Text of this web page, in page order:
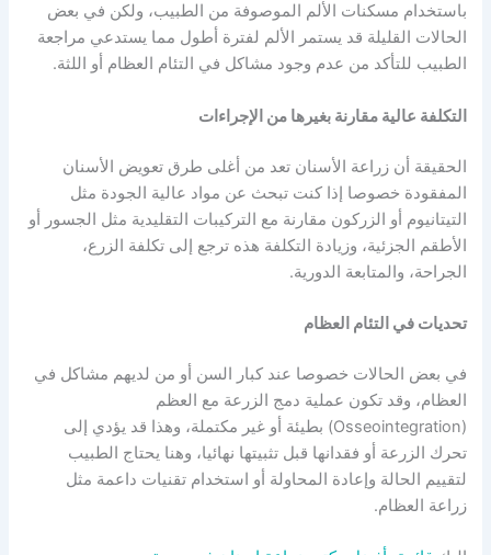
باستخدام مسكنات الألم الموصوفة من الطبيب، ولكن في بعض
الحالات القليلة قد يستمر الألم لفترة أطول مما يستدعي مراجعة
الطبيب للتأكد من عدم وجود مشاكل في التئام العظام أو اللثة.
التكلفة عالية مقارنة بغيرها من الإجراءات
الحقيقة أن زراعة الأسنان تعد من أغلى طرق تعويض الأسنان
المفقودة خصوصا إذا كنت تبحث عن مواد عالية الجودة مثل
التيتانيوم أو الزركون مقارنة مع التركيبات التقليدية مثل الجسور أو
الأطقم الجزئية، وزيادة التكلفة هذه ترجع إلى تكلفة الزرع،
الجراحة، والمتابعة الدورية.
تحديات في التئام العظام
في بعض الحالات خصوصا عند كبار السن أو من لديهم مشاكل في
العظام، وقد تكون عملية دمج الزرعة مع العظم
(Osseointegration) بطيئة أو غير مكتملة، وهذا قد يؤدي إلى
تحرك الزرعة أو فقدانها قبل تثبيتها نهائيا، وهنا يحتاج الطبيب
لتقييم الحالة وإعادة المحاولة أو استخدام تقنيات داعمة مثل
زراعة العظام.